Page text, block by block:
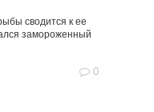
сводится к ее
замороженный
0